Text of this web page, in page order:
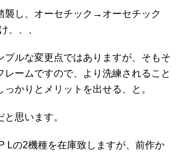
襲し、オーセチック→オーセチック
、、、
プルな変更点ではありますが、そもそ
レームですので、より洗練されること
かりとメリットを出せる、と。
思います。
Lの2機種を在庫致しますが、前作か